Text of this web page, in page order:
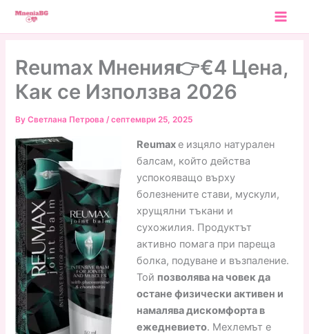
Skip
Reumax Мнения👉€4 Цена,
Как се Използва 2026
ByСветлана Петрова/септември 25, 2025
Reumaxе изцяло натурален
балсам, който действа
успокояващо върху
болезнените стави, мускули,
хрущялни тъкани и
сухожилия. Продуктът
активно помага при пареща
болка, подуване и възпаление.
Той позволява на човек да
остане физически активен и
намалява дискомфорта в
ежедневието. Мехлемът е